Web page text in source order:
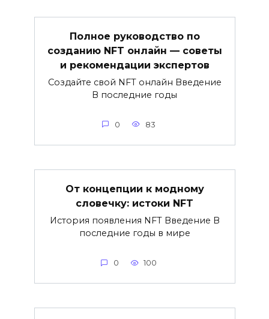
Полное руководство по
созданию NFT онлайн — советы
и рекомендации экспертов
Создайте свой NFT онлайн Введение
В последние годы
0 83
От концепции к модному
словечку: истоки NFT
История появления NFT Введение В
последние годы в мире
0 100